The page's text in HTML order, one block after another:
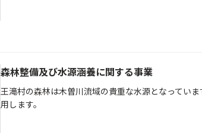
森林整備及び水源涵養に関する事業
王滝村の森林は木曽川流域の貴重な水源となってい
用します。